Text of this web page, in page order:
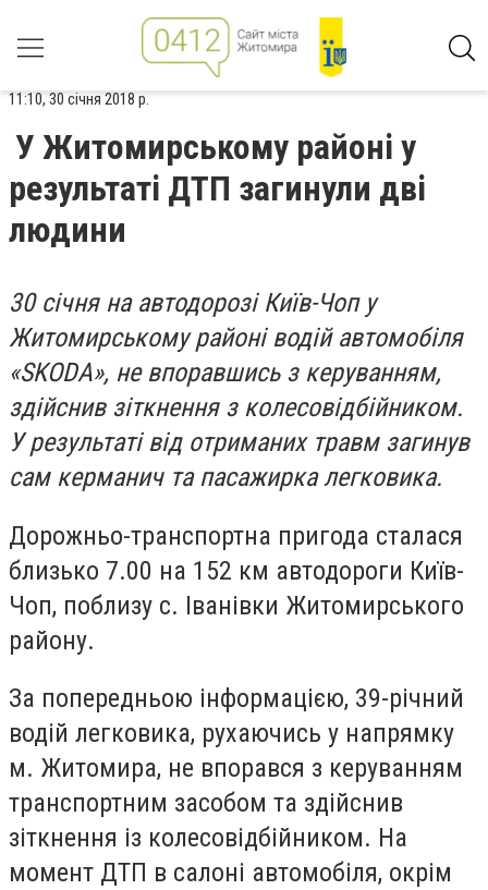
11:10, 30 січня 2018 р.
У Житомирському районі у
результаті ДТП загинули дві
людини
30 січня на автодорозі Київ-Чоп у
Житомирському районі водій автомобіля
«SKODA», не впоравшись з керуванням,
здійснив зіткнення з колесовідбійником.
У результаті від отриманих травм загинув
сам керманич та пасажирка легковика.
Дорожньо-транспортна пригода сталася
близько 7.00 на 152 км автодороги Київ-
Чоп, поблизу с. Іванівки Житомирського
району.
За попередньою інформацією, 39-річний
водій легковика, рухаючись у напрямку
м. Житомира, не впорався з керуванням
транспортним засобом та здійснив
зіткнення із колесовідбійником. На
момент ДТП в салоні автомобіля, окрім